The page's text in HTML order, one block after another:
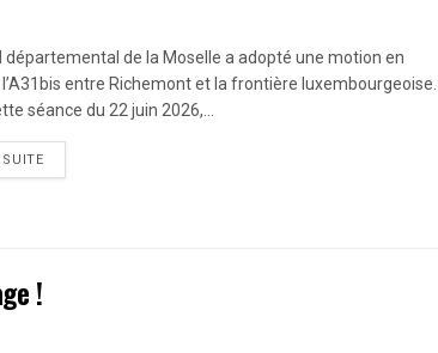
départemental de la Moselle a adopté une motion en
entre Richemont et la frontière luxembourgeoise.
séance du 22 juin 2026,...
!